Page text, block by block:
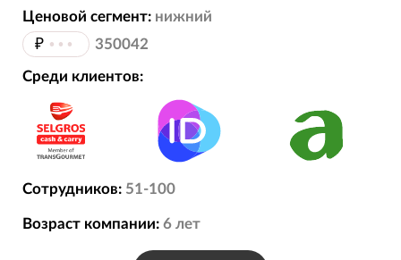
Ценовой сегмент: нижний
₽ ••• 350042
Среди клиентов:
Сотрудников: 51-100
Возраст компании: 6 лет